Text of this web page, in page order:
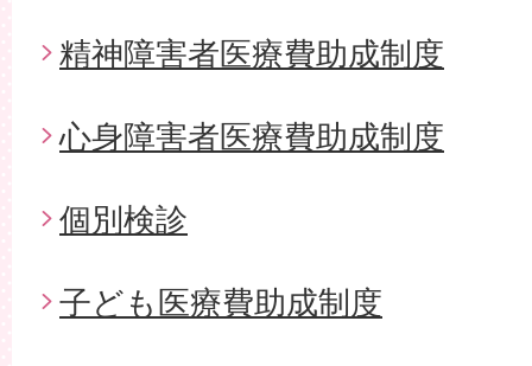
精神障害者医療費助成制度
心身障害者医療費助成制度
個別検診
子ども医療費助成制度